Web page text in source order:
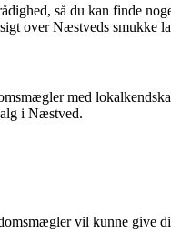
så du kan finde
over Næstveds smukke
med
i Næstved.
vil kunne give